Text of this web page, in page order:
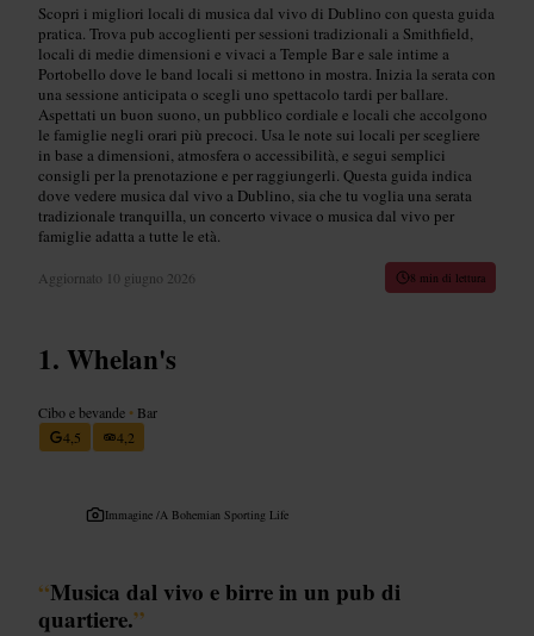
Scopri i migliori locali di musica dal vivo di Dublino con questa guida
pratica. Trova pub accoglienti per sessioni tradizionali a Smithfield,
locali di medie dimensioni e vivaci a Temple Bar e sale intime a
Portobello dove le band locali si mettono in mostra. Inizia la serata con
una sessione anticipata o scegli uno spettacolo tardi per ballare.
Aspettati un buon suono, un pubblico cordiale e locali che accolgono
le famiglie negli orari più precoci. Usa le note sui locali per scegliere
in base a dimensioni, atmosfera o accessibilità, e segui semplici
consigli per la prenotazione e per raggiungerli. Questa guida indica
dove vedere musica dal vivo a Dublino, sia che tu voglia una serata
tradizionale tranquilla, un concerto vivace o musica dal vivo per
famiglie adatta a tutte le età.
Aggiornato 10 giugno 2026 8 min di lettura
Whelan's
Cibo e bevande • Bar
4,5
4,2
Immagine /A Bohemian Sporting Life
“Musica dal vivo e birre in un pub di
quartiere.”